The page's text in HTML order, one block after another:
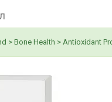
> Bone Health > Antioxidant